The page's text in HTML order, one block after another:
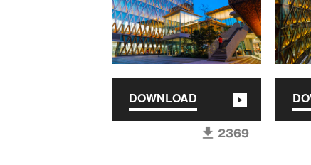
DOWNLOAD
2369